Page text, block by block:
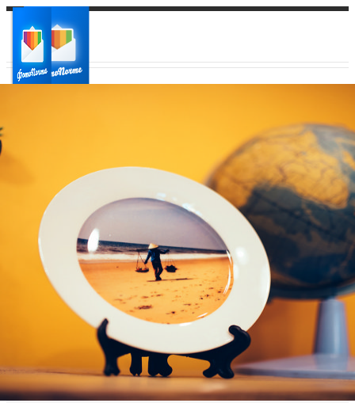
Ваш регион доставки
Выберите из списка: